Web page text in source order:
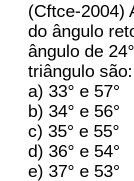
(Cftce-2004)
do ângulo
ângulo de
triângulo são:
a) 33° e 57°
b) 34° e 56°
c) 35° e 55°
d) 36° e 54°
e) 37° e 53°